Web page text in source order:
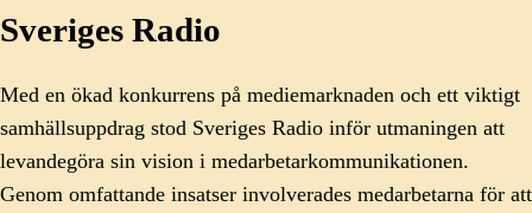
Sveriges Radio
Med en ökad konkurrens på mediemarknaden och ett viktigt
samhällsuppdrag stod Sveriges Radio inför utmaningen att
levandegöra sin vision i medarbetarkommunikationen.
Genom omfattande insatser involverades medarbetarna för att